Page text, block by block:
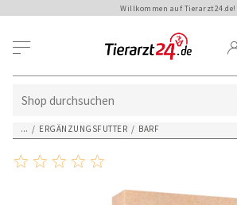
Willkommen auf Tierarzt24.de!
... / ERGÄNZUNGSFUTTER / BARF